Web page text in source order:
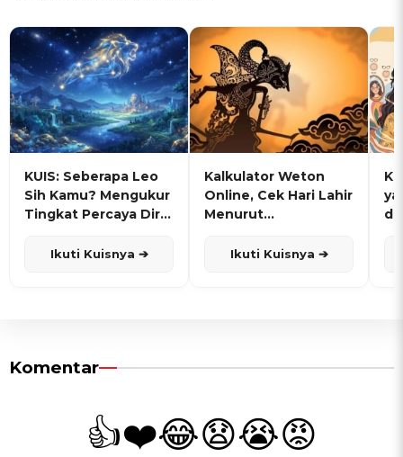
KUIS: Seberapa Leo
Sih Kamu? Mengukur
Tingkat Percaya Diri
Ikuti Kuisnya ➔
Kalkulator Weton
Online, Cek Hari Lahir
Menurut
Ikuti Kuisnya ➔
Komentar
👍❤️😂😧😭😡